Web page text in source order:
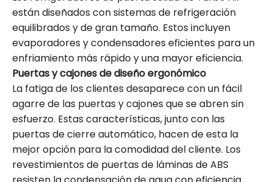
están diseñados con sistemas de refrigeración
equilibrados y de gran tamaño. Estos incluyen
evaporadores y condensadores eficientes para un
enfriamiento más rápido y una mayor eficiencia.
Puertas y cajones de diseño ergonómico
La fatiga de los clientes desaparece con un fácil
agarre de las puertas y cajones que se abren sin
esfuerzo. Estas características, junto con las
puertas de cierre automático, hacen de esta la
mejor opción para la comodidad del cliente. Los
revestimientos de puertas de láminas de ABS